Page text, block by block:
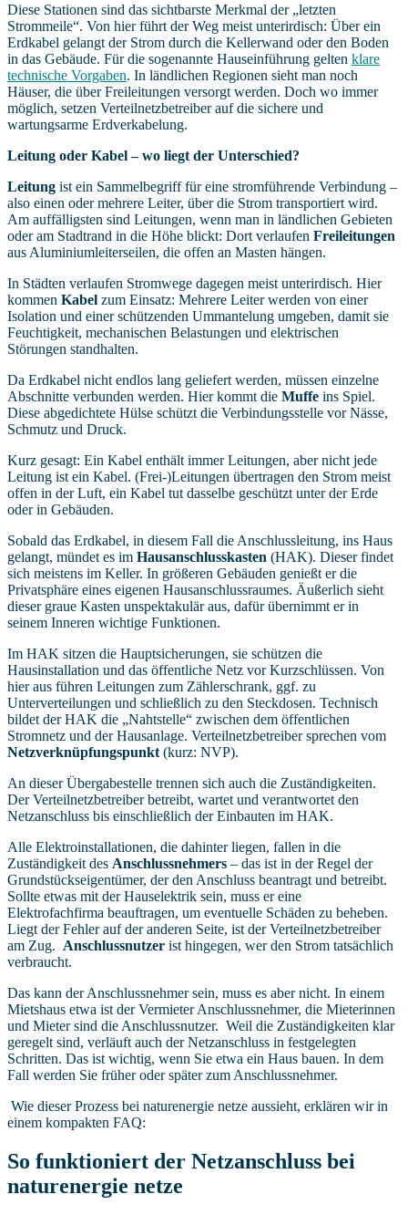
Diese Stationen sind das sichtbarste Merkmal der „letzten
Strommeile“. Von hier führt der Weg meist unterirdisch: Über ein
Erdkabel gelangt der Strom durch die Kellerwand oder den Boden
in das Gebäude. Fürdie sogenannte Hauseinführung gelten klare
technische Vorgaben. In ländlichen Regionen sieht man noch
Häuser, die über Freileitungen versorgt werden. Doch wo immer
möglich, setzen Verteilnetzbetreiber auf die sichere und
wartungsarme Erdverkabelung.
Leitung oder Kabel – wo liegt der Unterschied?
Leitung ist ein Sammelbegriff für eine stromführende Verbindung –
also einen oder mehrere Leiter, über die Strom transportiert wird.
Am auffälligsten sind Leitungen, wenn man in ländlichen Gebieten
oder am Stadtrand in die Höhe blickt: Dort verlaufen Freileitungen
aus Aluminiumleiterseilen, die offen an Masten hängen.
In Städten verlaufen Stromwege dagegen meist unterirdisch. Hier
kommen Kabel zum Einsatz: Mehrere Leiter werden von einer
Isolation und einer schützenden Ummantelung umgeben, damit sie
Feuchtigkeit, mechanischen Belastungen und elektrischen
Störungen standhalten.
Da Erdkabel nicht endlos lang geliefert werden, müssen einzelne
Abschnitte verbunden werden. Hier kommt die Muffe ins Spiel.
Diese abgedichtete Hülse schützt die Verbindungsstelle vor Nässe,
Schmutz und Druck.
Kurz gesagt: Ein Kabel enthält immer Leitungen, aber nicht jede
Leitung ist ein Kabel. (Frei-)Leitungen übertragen den Strom meist
offen in der Luft, ein Kabel tut dasselbe geschützt unter der Erde
oder in Gebäuden.
Sobald das Erdkabel, in diesem Fall die Anschlussleitung, ins Haus
gelangt, mündet es im Hausanschlusskasten (HAK). Dieser findet
sich meistens im Keller. In größeren Gebäuden genießt er die
Privatsphäre eines eigenen Hausanschlussraumes. Äußerlich sieht
dieser graue Kasten unspektakulär aus, dafür übernimmt er in
seinem Inneren wichtige Funktionen.
Im HAK sitzen die Hauptsicherungen, sie schützen die
Hausinstallation und das öffentliche Netz vor Kurzschlüssen. Von
hier aus führen Leitungen zum Zählerschrank, ggf. zu
Unterverteilungen und schließlich zu den Steckdosen. Technisch
bildet der HAK die „Nahtstelle“ zwischen dem öffentlichen
Stromnetz und der Hausanlage. Verteilnetzbetreiber sprechen vom
Netzverknüpfungspunkt (kurz: NVP).
An dieser Übergabestelle trennen sich auch die Zuständigkeiten.
Der Verteilnetzbetreiber betreibt, wartet und verantwortet den
Netzanschluss bis einschließlich der Einbauten im HAK.
Alle Elektroinstallationen, die dahinter liegen, fallen in die
Zuständigkeit des Anschlussnehmers – das ist in der Regel der
Grundstückseigentümer, der den Anschluss beantragt und betreibt.
Sollte etwas mit der Hauselektrik sein, muss er eine
Elektrofachfirma beauftragen, um eventuelle Schäden zu beheben.
Liegt der Fehler auf der anderen Seite, ist der Verteilnetzbetreiber
am Zug. Anschlussnutzer ist hingegen, wer den Strom tatsächlich
verbraucht.
Das kann der Anschlussnehmer sein, muss es aber nicht. In einem
Mietshaus etwa ist der Vermieter Anschlussnehmer, die Mieterinnen
und Mieter sind die Anschlussnutzer. Weil die Zuständigkeiten klar
geregelt sind, verläuft auch der Netzanschluss in festgelegten
Schritten. Das ist wichtig, wenn Sie etwa ein Haus bauen. In dem
Fall werden Sie früher oder später zum Anschlussnehmer.
Wie dieser Prozess bei naturenergie netze aussieht, erklären wir in
einem kompakten FAQ:
So funktioniert der Netzanschluss bei
naturenergie netze